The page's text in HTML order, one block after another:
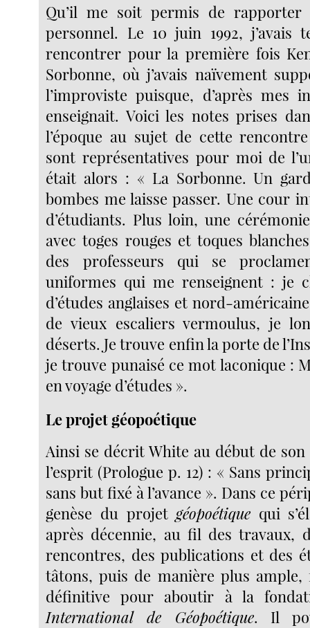
Qu’il me soit permis de
personnel. Le 10 juin 1992, j’avais
rencontrer pour la première fois
Sorbonne, où j’avais naïvement
l’improviste puisque, d’après mes
enseignait. Voici les notes prises
l’époque au sujet de cette
sont représentatives pour moi de
était alors : « La Sorbonne. Un
bombes me laisse passer. Une cour
d’étudiants. Plus loin, une
avec toges rouges et toques
des professeurs qui se
uniformes qui me renseignent : je
d’études anglaises et nord-
de vieux escaliers vermoulus, je
déserts. Je trouve enfin la porte de
je trouve punaisé ce mot laconique :
en voyage d’études ».
Le projet géopoétique
Ainsi se décrit White au début de son
l’esprit (Prologue p. 12) : « Sans
sans but fixé à l’avance ». Dans ce
genèse du projet géopoétique qui
après décennie, au fil des travaux,
rencontres, des publications et des
tâtons, puis de manière plus ample,
définitive pour aboutir à la
International de Géopoétique. Il